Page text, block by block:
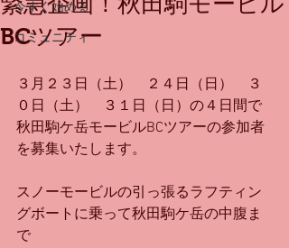
今すぐ始める
コミュニティ
BCツアー
３月２３日（土）　２４日（日）　３
０日（土）　３１日（日）の４日間で
秋田駒ケ岳モービルBCツアーの参加者
を募集いたします。
スノーモービルの引っ張るラフティン
グボートに乗って秋田駒ケ岳の中腹ま
で